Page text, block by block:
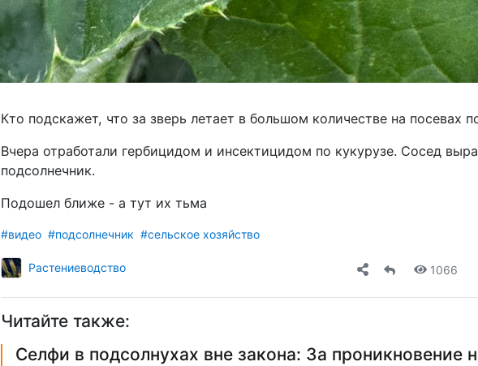
Кто подскажет, что за зверь летает в большом количестве на посевах
Вчера отработали гербицидом и инсектицидом по кукурузе. Сосед
подсолнечник.
Подошел ближе - а тут их тьма
#видео #подсолнечник #сельское хозяйство
Растениеводство 1066
Читайте также:
Селфи в подсолнухах вне закона: За проникновение